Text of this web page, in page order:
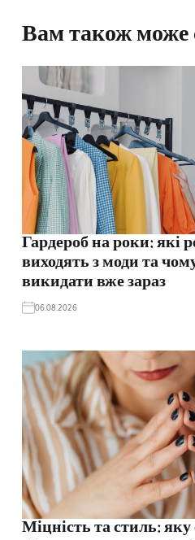
Вам також може
Гардероб на роки: які
виходять з моди та
викидати вже зараз
06.08.2026
Міцність та стиль: